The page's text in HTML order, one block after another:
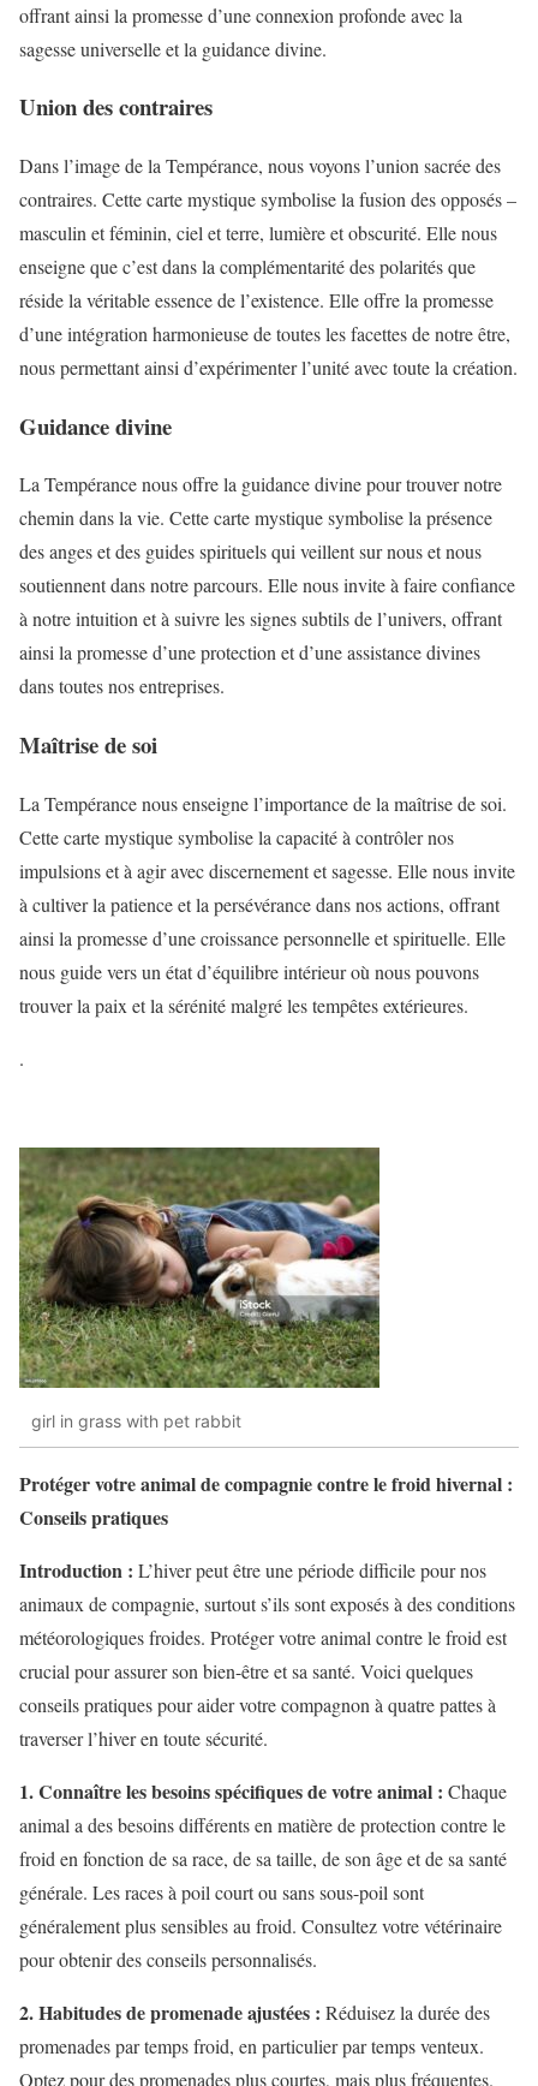
offrant ainsi la promesse d’une connexion profonde avec la
sagesse universelle et la guidance divine.
Union des contraires
Dans l’image de la Tempérance, nous voyons l’union sacrée des
contraires. Cette carte mystique symbolise la fusion des opposés –
masculin et féminin, ciel et terre, lumière et obscurité. Elle nous
enseigne que c’est dans la complémentarité des polarités que
réside la véritable essence de l’existence. Elle offre la promesse
d’une intégration harmonieuse de toutes les facettes de notre être,
nous permettant ainsi d’expérimenter l’unité avec toute la création.
Guidance divine
La Tempérance nous offre la guidance divine pour trouver notre
chemin dans la vie. Cette carte mystique symbolise la présence
des anges et des guides spirituels qui veillent sur nous et nous
soutiennent dans notre parcours. Elle nous invite à faire confiance
à notre intuition et à suivre les signes subtils de l’univers, offrant
ainsi la promesse d’une protection et d’une assistance divines
dans toutes nos entreprises.
Maîtrise de soi
La Tempérance nous enseigne l’importance de la maîtrise de soi.
Cette carte mystique symbolise la capacité à contrôler nos
impulsions et à agir avec discernement et sagesse. Elle nous invite
à cultiver la patience et la persévérance dans nos actions, offrant
ainsi la promesse d’une croissance personnelle et spirituelle. Elle
nous guide vers un état d’équilibre intérieur où nous pouvons
trouver la paix et la sérénité malgré les tempêtes extérieures.
.
girl in grass with pet rabbit
Protéger votre animal de compagnie contre le froid hivernal :
Conseils pratiques
Introduction : L’hiver peut être une période difficile pour nos
animaux de compagnie, surtout s’ils sont exposés à des conditions
météorologiques froides. Protéger votre animal contre le froid est
crucial pour assurer son bien-être et sa santé. Voici quelques
conseils pratiques pour aider votre compagnon à quatre pattes à
traverser l’hiver en toute sécurité.
1. Connaître les besoins spécifiques de votre animal : Chaque
animal a des besoins différents en matière de protection contre le
froid en fonction de sa race, de sa taille, de son âge et de sa santé
générale. Les races à poil court ou sans sous-poil sont
généralement plus sensibles au froid. Consultez votre vétérinaire
pour obtenir des conseils personnalisés.
2. Habitudes de promenade ajustées : Réduisez la durée des
promenades par temps froid, en particulier par temps venteux.
Optez pour des promenades plus courtes, mais plus fréquentes.